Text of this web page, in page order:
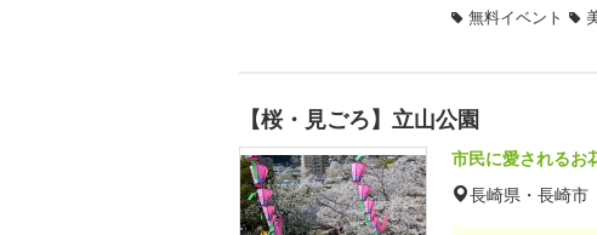
無料イベント
【桜・見ごろ】立山公園
市民に愛されるお
長崎県・長崎市